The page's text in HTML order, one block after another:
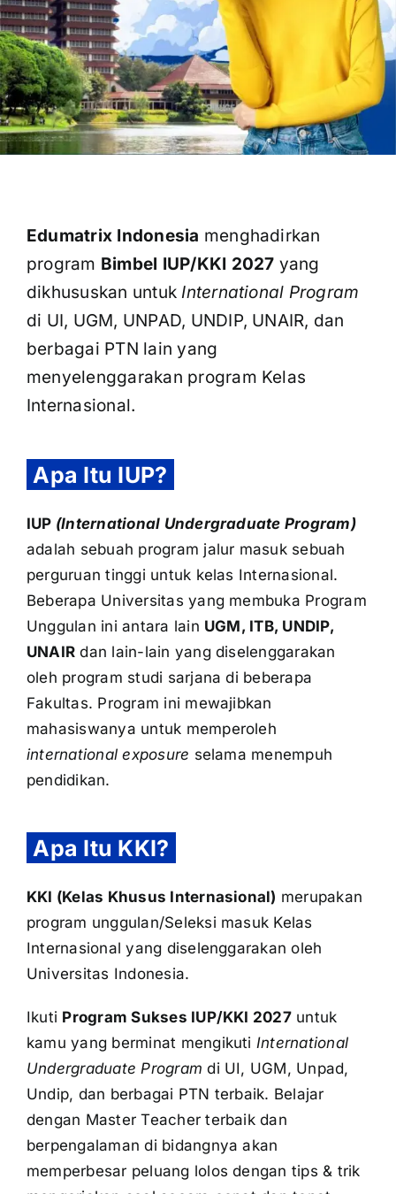
OUR PROGRAM
REGISTRATION
CONTACT US
Edumatrix Indonesia menghadirkan
program Bimbel IUP/KKI 2027 yang
dikhususkan untukInternational Program
di UI, UGM, UNPAD, UNDIP, UNAIR, dan
berbagai PTN lain yang
menyelenggarakan program Kelas
Internasional.
Apa Itu IUP?
IUP (International Undergraduate Program)
adalah sebuah program jalur masuk sebuah
perguruan tinggi untuk kelas Internasional.
Beberapa Universitas yang membuka Program
Unggulan ini antara lain UGM, ITB, UNDIP,
UNAIR dan lain-lain yang diselenggarakan
oleh program studi sarjana di beberapa
Fakultas. Program ini mewajibkan
mahasiswanya untuk memperoleh
international exposure selama menempuh
pendidikan.
Apa Itu KKI?
KKI (Kelas Khusus Internasional) merupakan
program unggulan/Seleksi masuk Kelas
Internasional yang diselenggarakan oleh
Universitas Indonesia.
Ikuti Program Sukses IUP/KKI 2027untuk
kamu yang berminat mengikuti International
Undergraduate Program di UI, UGM, Unpad,
Undip, dan berbagai PTN terbaik. Belajar
dengan Master Teacher terbaik dan
berpengalaman di bidangnya akan
memperbesar peluang lolos dengan tips & trik